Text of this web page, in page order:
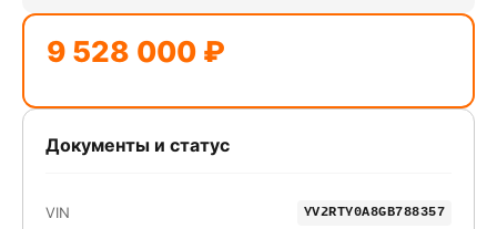
9 528 000 ₽
Документы и статус
VIN YV2RTY0A8GB788357